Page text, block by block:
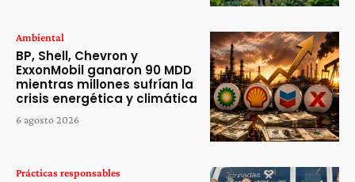
Ambiental
BP, Shell, Chevron y
ExxonMobil ganaron 90 MDD
mientras millones sufrían la
crisis energética y climática
6 agosto 2026
Prácticas responsables